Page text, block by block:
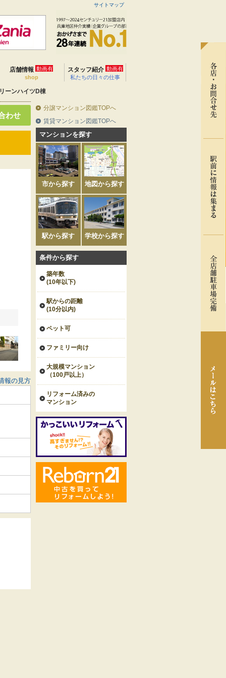
サイトマップ
店舗情報 動画有
shop
スタッフ紹介 動画有
私たちの日々の仕事
ーンハイツD棟
わせ
報の見方
分譲マンション図鑑TOPへ
賃貸マンション図鑑TOPへ
マンションを探す
市から探す 地図から探す
駅から探す 学校から探す
条件から探す
築年数
(10年以下)
駅からの距離
(10分以内)
ペット可
ファミリー向け
大規模マンション
（100戸以上）
リフォーム済みの
マンション